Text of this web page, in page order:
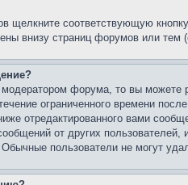
соответствующую
внизу страниц форумов или тем
форума, то вы можете
ограниченного времени
отредактированного вами
от других
пользователи не могут